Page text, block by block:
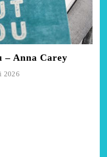
– Anna Carey
2026